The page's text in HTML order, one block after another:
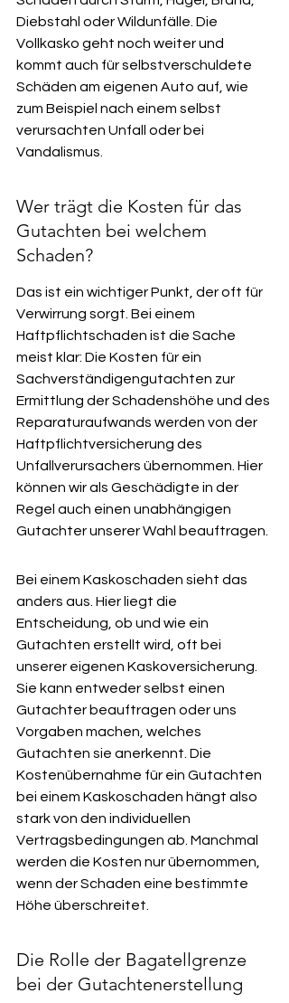
Diebstahl oder Wildunfälle. Die
Vollkasko geht noch weiter und
kommt auch für selbstverschuldete
Schäden am eigenen Auto auf, wie
zum Beispiel nach einem selbst
verursachten Unfall oder bei
Vandalismus.
Wer trägt die Kosten für das
Gutachten bei welchem
Schaden?
Das ist ein wichtiger Punkt, der oft für
Verwirrung sorgt. Bei einem
Haftpflichtschaden ist die Sache
meist klar: Die Kosten für ein
Sachverständigengutachten zur
Ermittlung der Schadenshöhe und des
Reparaturaufwands werden von der
Haftpflichtversicherung des
Unfallverursachers übernommen. Hier
können wir als Geschädigte in der
Regel auch einen unabhängigen
Gutachter unserer Wahl beauftragen.
Bei einem Kaskoschaden sieht das
anders aus. Hier liegt die
Entscheidung, ob und wie ein
Gutachten erstellt wird, oft bei
unserer eigenen Kaskoversicherung.
Sie kann entweder selbst einen
Gutachter beauftragen oder uns
Vorgaben machen, welches
Gutachten sie anerkennt. Die
Kostenübernahme für ein Gutachten
bei einem Kaskoschaden hängt also
stark von den individuellen
Vertragsbedingungen ab. Manchmal
werden die Kosten nur übernommen,
wenn der Schaden eine bestimmte
Höhe überschreitet.
Die Rolle der Bagatellgrenze
bei der Gutachtenerstellung